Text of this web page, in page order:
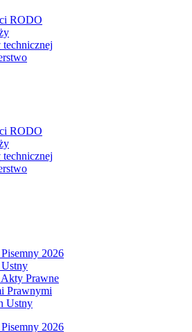
RODO
RODO
2026
Prawne
Prawnymi
Ustny
2026